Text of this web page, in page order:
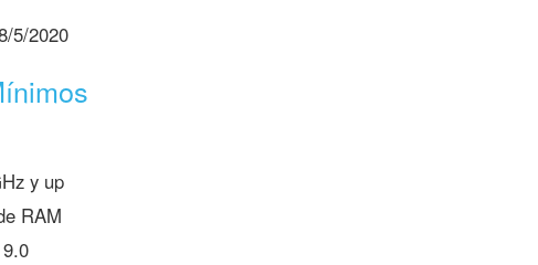
5/2020
y up
RAM